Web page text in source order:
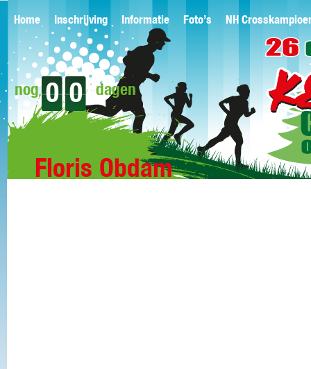
Home Inschrijving Informatie Foto’s NH
nog 0 0 dagen
Floris Obdam